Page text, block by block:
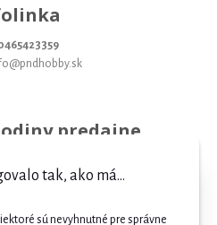
tak, ako má...
sú nevyhnutné pre správne
predajne